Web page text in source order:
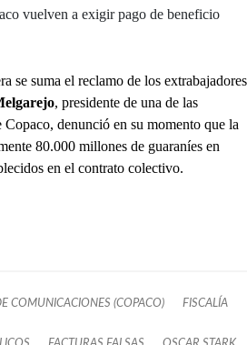
vuelven a exigir pago de beneficio
se suma el reclamo de los extrabajadores
, presidente de una de las
Copaco, denunció en su momento que la
80.000 millones de guaraníes en
en el contrato colectivo.
COMUNICACIONES (COPACO) FISCALÍA